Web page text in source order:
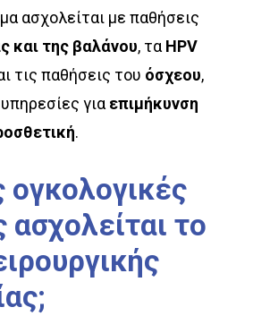
ασχολείται με παθήσεις
και της βαλάνου, τα HPV
τις παθήσεις του όσχεου,
για επιμήκυνση
.
ογκολογικές
ασχολείται το